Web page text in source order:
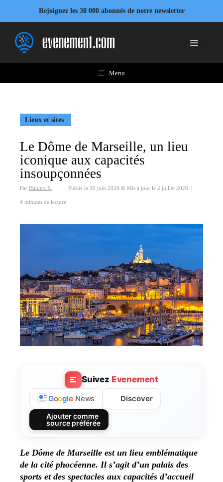
contenu
Rejoignez les 30 000 abonnés de notre newsletter
Menu
Menu
Lieux et sites
Le Dôme de Marseille, un lieu
iconique aux capacités
insoupçonnées
Par Hanitra R. Publié le 30 juin 2026 & Mis à jour le 2 juillet 2026 |
4 minutes de lecture
Suivez Evenement
Google News Discover
Ajouter comme
source préférée
Le Dôme de Marseille est un lieu emblématique
de la cité phocéenne. Il s’agit d’un palais des
sports et des spectacles aux capacités d’accueil